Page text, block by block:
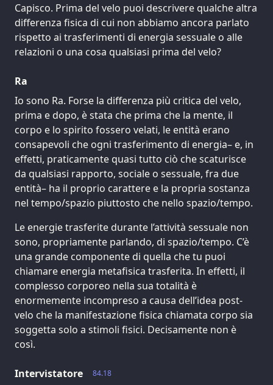
Capisco. Prima del velo puoi descrivere qualche altra
differenza fisica di cui non abbiamo ancora parlato
rispetto ai trasferimenti di energia sessuale o alle
relazioni o una cosa qualsiasi prima del velo?
Ra
Io sono Ra. Forse la differenza più critica del velo,
prima e dopo, è stata che prima che la mente, il
corpo e lo spirito fossero velati, le entità erano
consapevoli che ogni trasferimento di energia– e, in
effetti, praticamente quasi tutto ciò che scaturisce
da qualsiasi rapporto, sociale o sessuale, fra due
entità– ha il proprio carattere e la propria sostanza
nel tempo/spazio piuttosto che nello spazio/tempo.
Le energie trasferite durante l’attività sessuale non
sono, propriamente parlando, di spazio/tempo. C’è
una grande componente di quella che tu puoi
chiamare energia metafisica trasferita. In effetti, il
complesso corporeo nella sua totalità è
enormemente incompreso a causa dell’idea post-
velo che la manifestazione fisica chiamata corpo sia
soggetta solo a stimoli fisici. Decisamente non è
così.
84.18
Intervistatore